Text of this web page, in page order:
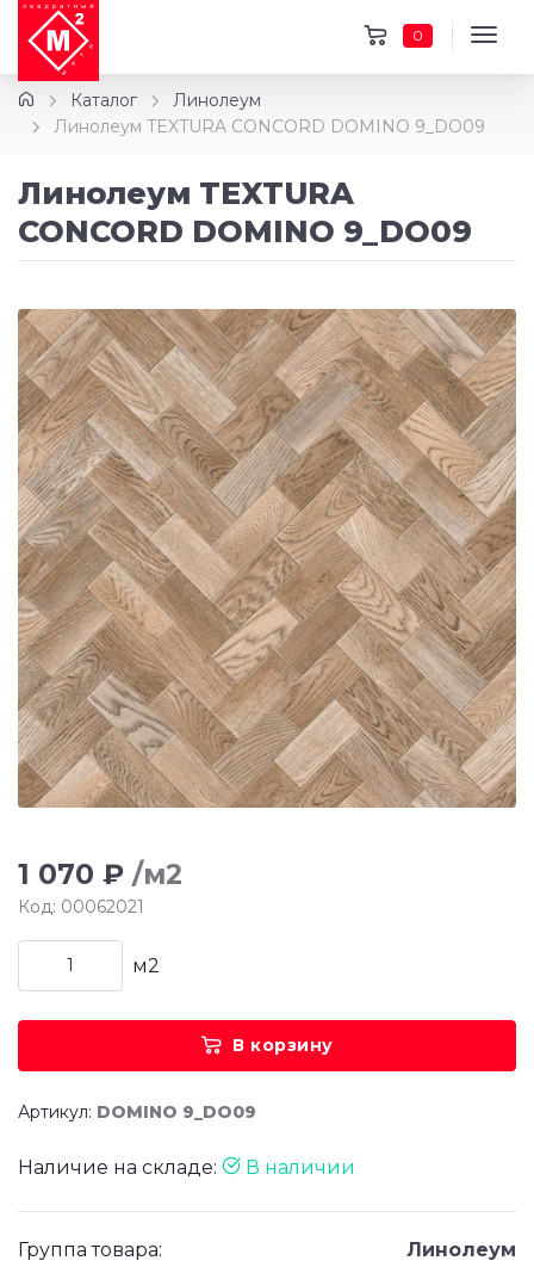
0
Каталог
Линолеум
Линолеум TEXTURA CONCORD DOMINO 9_DO09
Линолеум TEXTURA
CONCORD DOMINO 9_DO09
1 070 ₽ /м2
Код: 00062021
м2
В корзину
Артикул: DOMINO 9_DO09
Наличие на складе: В наличии
Группа товара:
Линолеум